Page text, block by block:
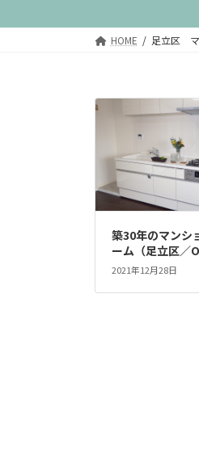
HOME 足立区
築30年のマンシ
ーム（足立区／O
2021年12月28日